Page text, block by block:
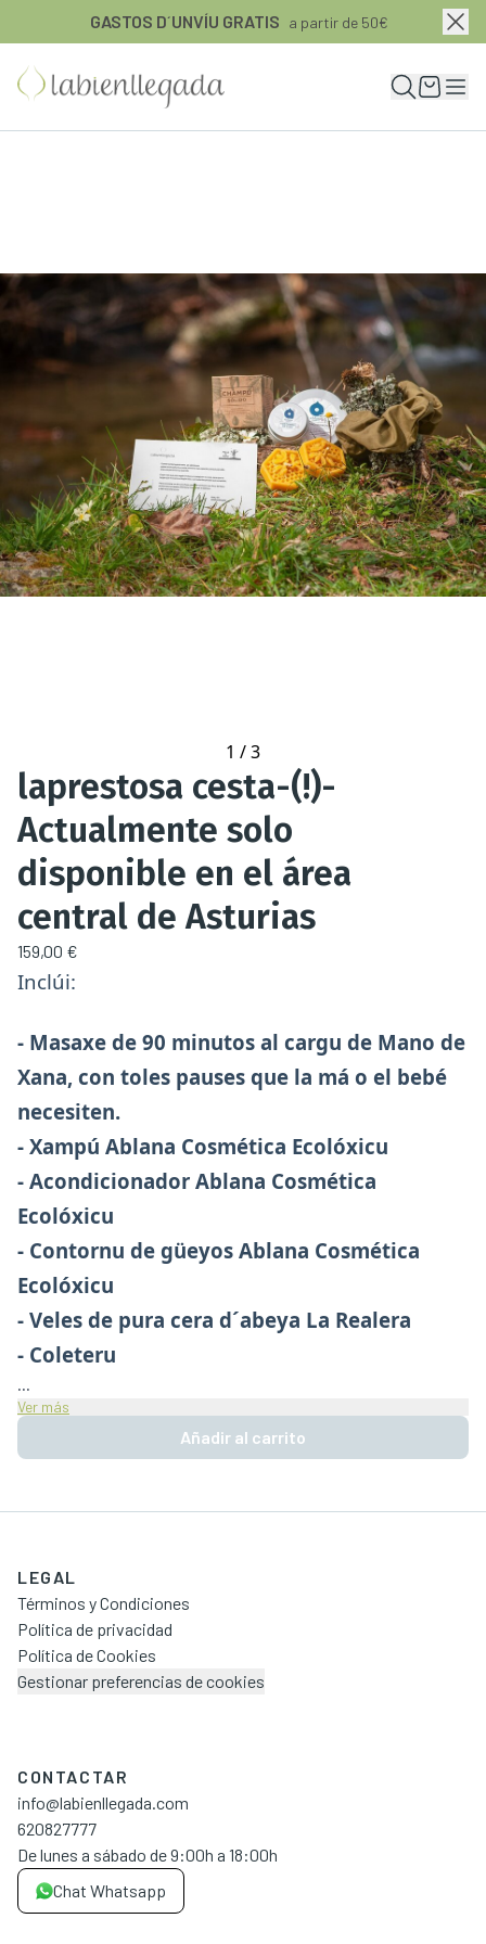
GASTOS D´UNVÍU GRATIS a partir de 50€
1 /3
laprestosa cesta-(!)-
Actualmente solo
disponible en el área
central de Asturias
159,00 €
Inclúi:
- Masaxe de 90 minutos al cargu de Mano de
Xana, con toles pauses que la má o el bebé
necesiten.
- Xampú Ablana Cosmética Ecolóxicu
- Acondicionador Ablana Cosmética
Ecolóxicu
- Contornu de güeyos Ablana Cosmética
Ecolóxicu
- Veles de pura cera d´abeya La Realera
- Coleteru
...
Ver más
Añadir al carrito
LEGAL
Términos y Condiciones
Política de privacidad
Política de Cookies
Gestionar preferencias de cookies
CONTACTAR
info@labienllegada.com
620827777
De lunes a sábado de 9:00h a 18:00h
Chat Whatsapp